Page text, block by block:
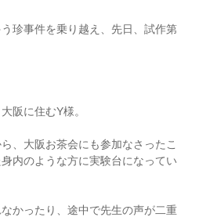
珍事件を乗り越え、先日、試作第
阪に住むY様。
、大阪お茶会にも参加なさったこ
内のような方に実験台になってい
かったり、途中で先生の声が二重